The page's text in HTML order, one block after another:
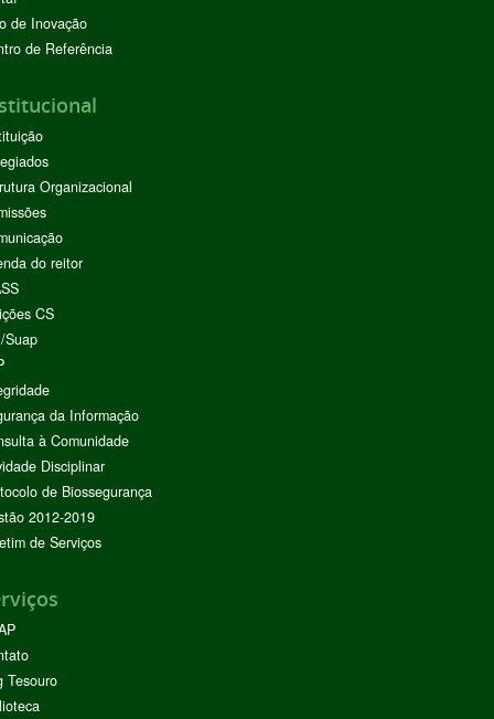
de Inovação
de Referência
Organizacional
do reitor
CS
Suap
da Informação
à Comunidade
Disciplinar
de Biossegurança
2012-2019
de Serviços
Tesouro